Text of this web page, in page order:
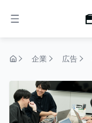
メニュー
企業 広告